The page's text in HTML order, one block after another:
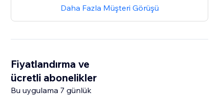
Daha Fazla Müşteri Görüşü
Fiyatlandırma ve
ücretli abonelikler
Bu uygulama 7 günlük